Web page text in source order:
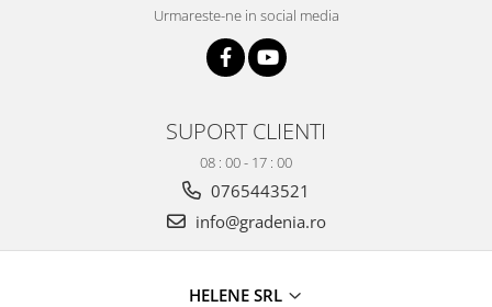
Ciocane electro-pneumatice
Fierastrau pendular vertical
Ferastraie stationare
Urmareste-ne in social media
SUPORT CLIENTI
08 : 00 - 17 : 00
0765443521
info@gradenia.ro
HELENE SRL